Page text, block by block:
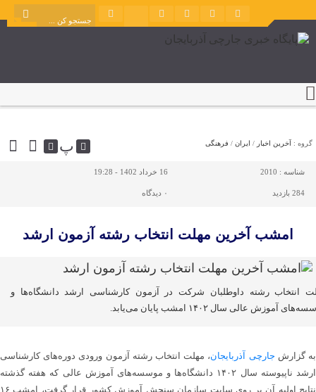
گروه : آخرین اخبار / ایران / فرهنگی پ
شناسه : 2010 16 خرداد 1402 - 19:28
284 بازدید ۰ دیدگاه
امشب آخرین مهلت انتخاب رشته آزمون ارشد
انتخاب رشته داوطلبان شرکت در آزمون کارشناسی ارشد دانشگاه‌ها و
آموزش عالی سال ۱۴۰۲ امشب پایان می‌یابد.
به گزارش جارچی آذربایجان، مهلت انتخاب رشته آزمون ورودی دوره‌های کارشناسی
ارشد ناپیوسته سال ۱۴۰۲ دانشگاه‌ها و موسسه‌های آموزش عالی که هفته گذشته
نتایج اولیه آن بر روی سایت سازمان سنجش آموزش کشور قرار گرفت، امشب ۱۶